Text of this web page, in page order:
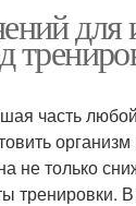
для
часть
не только
тренировки.